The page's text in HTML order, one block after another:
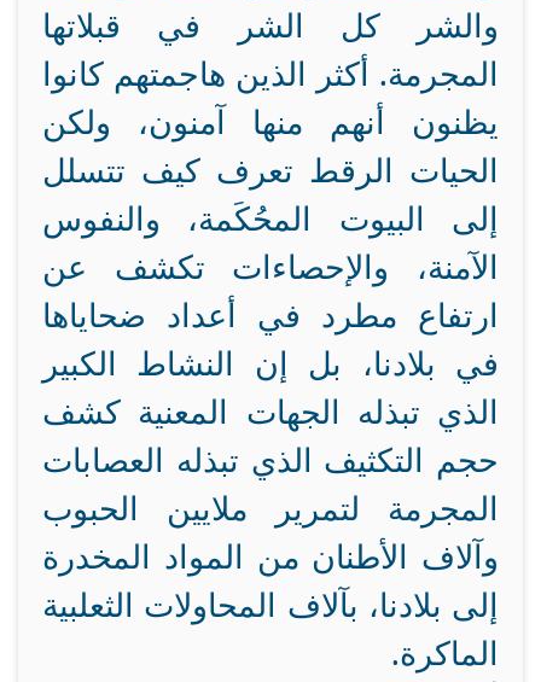
والشر كل الشر في قبلاتها
المجرمة. أكثر الذين هاجمتهم كانوا
يظنون أنهم منها آمنون، ولكن
الحيات الرقط تعرف كيف تتسلل
إلى البيوت المحُكَمة، والنفوس
الآمنة، والإحصاءات تكشف عن
ارتفاع مطرد في أعداد ضحاياها
في بلادنا، بل إن النشاط الكبير
الذي تبذله الجهات المعنية كشف
حجم التكثيف الذي تبذله العصابات
المجرمة لتمرير ملايين الحبوب
وآلاف الأطنان من المواد المخدرة
إلى بلادنا، بآلاف المحاولات الثعلبية
الماكرة.